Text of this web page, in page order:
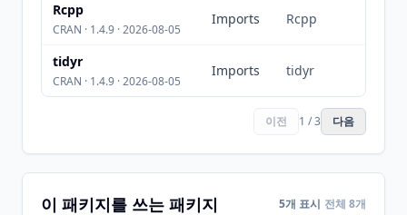
Rcpp
CRAN · 1.4.9 · 2026-08-05
Imports Rcpp
tidyr
CRAN · 1.4.9 · 2026-08-05
Imports tidyr
이전 1 / 3 다음
이 패키지를 쓰는 패키지 5개 표시 전체 8개